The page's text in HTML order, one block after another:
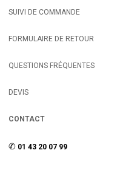
SUIVI DE COMMANDE
FORMULAIRE DE RETOUR
QUESTIONS FRÉQUENTES
DEVIS
CONTACT
✆ 01 43 20 07 99